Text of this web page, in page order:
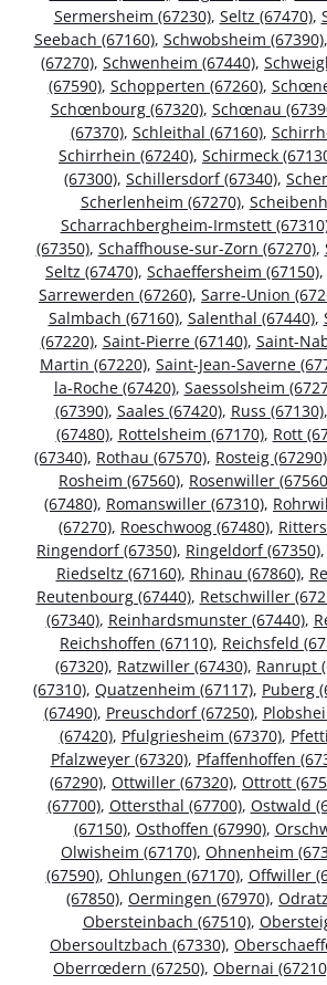
Sermersheim (67230), Seltz (67470),
Seebach (67160), Schwobsheim (67390),
(67270), Schwenheim (67440),
(67590), Schopperten (67260),
Schœnbourg (67320), Schœnau
(67370), Schleithal (67160),
Schirrhein (67240), Schirmeck
(67300), Schillersdorf (67340),
Scherlenheim (67270),
Scharrachbergheim-Irmstett
(67350), Schaffhouse-sur-Zorn (67270),
Seltz (67470), Schaeffersheim (67150),
Sarrewerden (67260), Sarre-Union
Salmbach (67160), Salenthal (67440),
(67220), Saint-Pierre (67140), Saint-
Martin (67220), Saint-Jean-Saverne
la-Roche (67420), Saessolsheim
(67390), Saales (67420), Russ (67130),
(67480), Rottelsheim (67170), Rott
(67340), Rothau (67570), Rosteig (67290)
Rosheim (67560), Rosenwiller
(67480), Romanswiller (67310),
(67270), Roeschwoog (67480),
Ringendorf (67350), Ringeldorf (67350),
Riedseltz (67160), Rhinau (67860),
Reutenbourg (67440), Retschwiller
(67340), Reinhardsmunster (67440),
Reichshoffen (67110), Reichsfeld
(67320), Ratzwiller (67430), Ranrupt
(67310), Quatzenheim (67117), Puberg
(67490), Preuschdorf (67250),
(67420), Pfulgriesheim (67370),
Pfalzweyer (67320), Pfaffenhoffen
(67290), Ottwiller (67320), Ottrott
(67700), Ottersthal (67700), Ostwald
(67150), Osthoffen (67990),
Olwisheim (67170), Ohnenheim
(67590), Ohlungen (67170), Offwiller
(67850), Oermingen (67970),
Obersteinbach (67510),
Obersoultzbach (67330),
Oberrœdern (67250), Obernai